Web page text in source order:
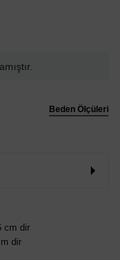
Beden Ölçüleri
cm dir
dir